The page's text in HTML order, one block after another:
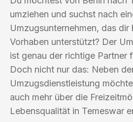
umziehen und suchst nach
Umzugsunternehmen, das dir
Vorhaben unterstützt? Der
ist genau der richtige Partner
Doch nicht nur das: Neben
Umzugsdienstleistung
auch mehr über die
Lebensqualität in Temeswar